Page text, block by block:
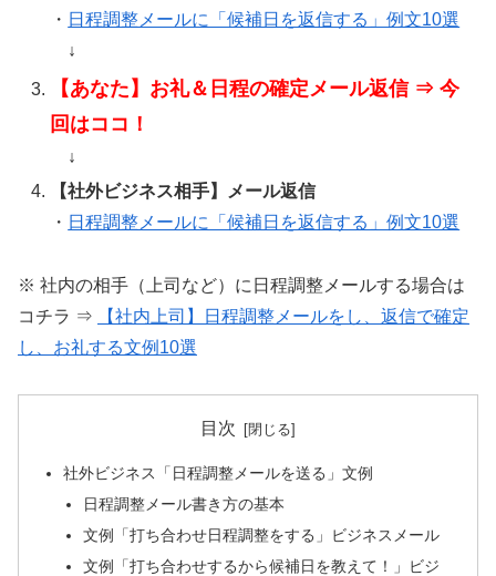
・ 日程調整メールに「候補日を返信する」例文10選
↓
【あなた】お礼＆日程の確定メール返信 ⇒ 今
回はココ！
↓
【社外ビジネス相手】メール返信
・ 日程調整メールに「候補日を返信する」例文10選
※ 社内の相手（上司など）に日程調整メールする場合は
コチラ ⇒
【社内上司】日程調整メールをし、返信で確定
し、お礼する文例10選
目次
社外ビジネス「日程調整メールを送る」文例
日程調整メール書き方の基本
文例「打ち合わせ日程調整をする」ビジネスメール
文例「打ち合わせするから候補日を教えて！」ビジ